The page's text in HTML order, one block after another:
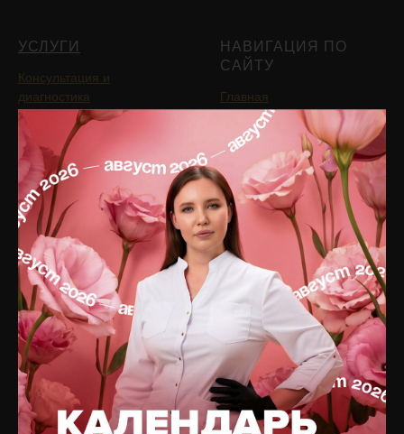
УСЛУГИ
Консультация и
диагностика
Инъекционная
косметология
PRP-терапия
Аппаратная косметология
Лазерная косметология
Терапевтическая
косметология
Коррекция фигуры
Общая терапия
Трихология
Неврология
Сочетанные протоколы
НАВИГАЦИЯ ПО
САЙТУ
Главная
Подписаться на рассылку
новостей
Услуги
Цены
Отзывы
Специалисты
О клинике
Оборудование
Препараты
Юридическая информация
Вакансии